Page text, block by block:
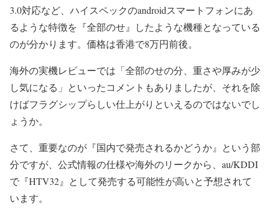
3.0対応など、ハイスペックのandroidスマートフォンにあ
るような特徴を『全部のせ』したような機種となっている
のが分かります。価格は香港で8万円前後。
海外の実機レビューでは「全部のせの分、重さや厚みが少
し気になる」といったコメントもありましたが、それを除
けばフラグシップらしい仕上がりといえるのではないでし
ょうか。
さて、重要なのが『国内で発売されるかどうか』という部
分ですが、公式情報の仕様や海外のリークから、au/KDDI
で『HTV32』として発売する可能性が高いと予想されて
います。